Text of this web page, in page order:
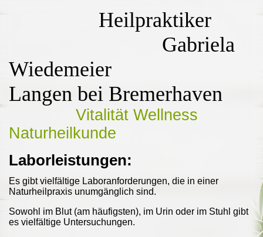
Heilpraktiker
Gabriela
Wiedemeier
Langen bei Bremerhaven
Vitalität Wellness
Naturheilkunde
Laborleistungen:
Es gibt vielfältige Laboranforderungen, die in einer
Naturheilpraxis unumgänglich sind.
Sowohl im Blut (am häufigsten), im Urin oder im Stuhl gibt
es vielfältige Untersuchungen.